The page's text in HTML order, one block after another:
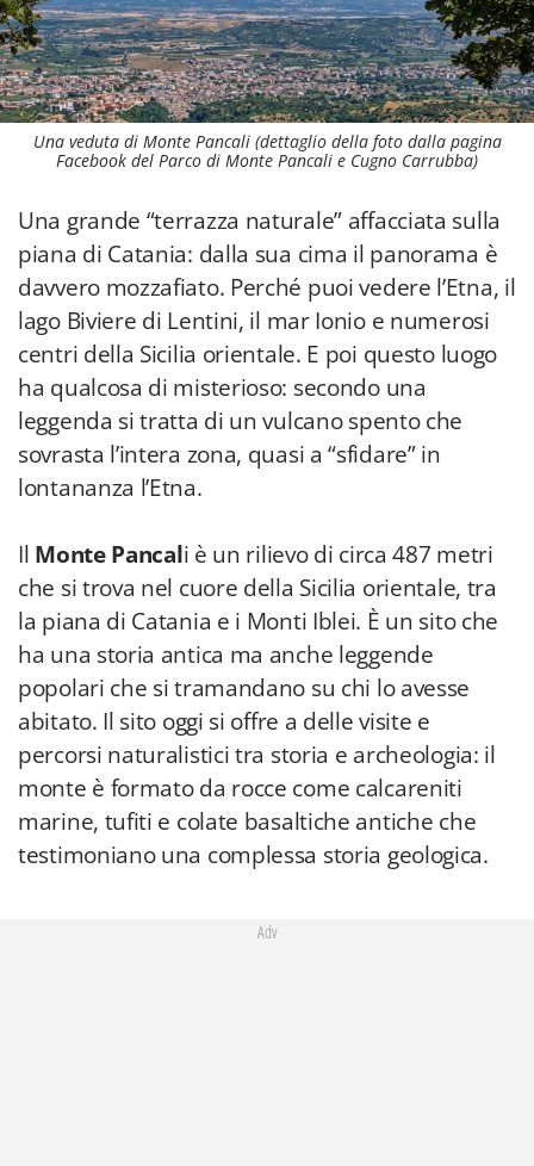
Una veduta di Monte Pancali (dettaglio della foto dalla pagina
Facebook del Parco di Monte Pancali e Cugno Carrubba)
Una grande “terrazza naturale” affacciata sulla
piana di Catania: dalla sua cima il panorama è
davvero mozzafiato. Perché puoi vedere l’Etna, il
lago Biviere di Lentini, il mar Ionio e numerosi
centri della Sicilia orientale. E poi questo luogo
ha qualcosa di misterioso: secondo una
leggenda si tratta di un vulcano spento che
sovrasta l’intera zona, quasi a “sfidare” in
lontananza l’Etna.
Il Monte Pancali è un rilievo di circa 487 metri
che si trova nel cuore della Sicilia orientale, tra
la piana di Catania e i Monti Iblei. È un sito che
ha una storia antica ma anche leggende
popolari che si tramandano su chi lo avesse
abitato. Il sito oggi si offre a delle visite e
percorsi naturalistici tra storia e archeologia: il
monte è formato da rocce come calcareniti
marine, tufiti e colate basaltiche antiche che
testimoniano una complessa storia geologica.
Adv